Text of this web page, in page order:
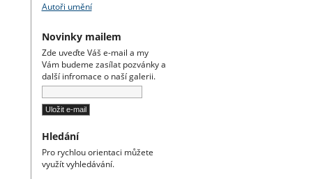
Autoři umění
Novinky mailem
Zde uveďte Váš e-mail a my
Vám budeme zasílat pozvánky a
další infromace o naší galerii.
Hledání
Pro rychlou orientaci můžete
využít vyhledávání.